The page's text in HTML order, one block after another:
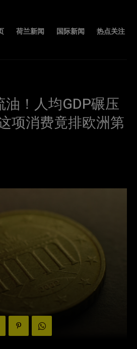
荷兰新闻 国际新闻 热点关注
！人均GDP碾压
项消费竟排欧洲第